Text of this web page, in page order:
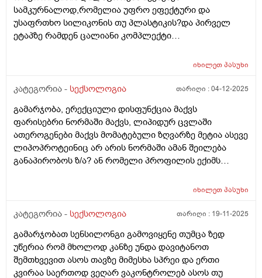
სამკურნალოდ,რომელია უფრო ეფექტური და
უსაფრთხო სილიკონის თუ პლასტიკის?და პირველ
ეტაპზე რამდენ ცალიანი კომპლექტი
იხილეთპასუხი
კატეგორია - სექსოლოგია თარიღი :04-12-2025
გამარჯობა, ერექციული დისფუნქცია მაქვს
ფარისებრი ნორმაში მაქვს, ლიპიდურ ცვლაში
ათეროგენები მაქვს მომატებული ზღვარზე მეტია ასევე
ლიპოპროტეინიც არ არის ნორმაში ამან შეილება
განაპირობოს ზ/ა? ან რომელი პროფილის ექიმს
იხილეთპასუხი
კატეგორია - სექსოლოგია თარიღი : 19-11-2025
გამარჯობათ სენსილონგი გამოვიყენე თუმცა ზედ
უწერია რომ მხოლოდ კანზე უნდა დავიტანოთ
შემთხვევით ასოს თავზე მიმესხა სპრეი და ერთი
კვირაა საერთოდ ვეღარ ვაკონტროლებ ასოს თუ